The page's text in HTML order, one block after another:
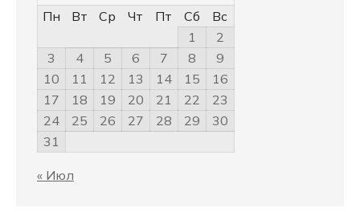
Пн
Вт Ср Чт Пт Сб
Вс
1
2
3
4 5 6 7 8
9
10
11 12 13 14 15
16
17
18 19 20 21 22
23
24
25 26 27 28 29
30
31
« Июл